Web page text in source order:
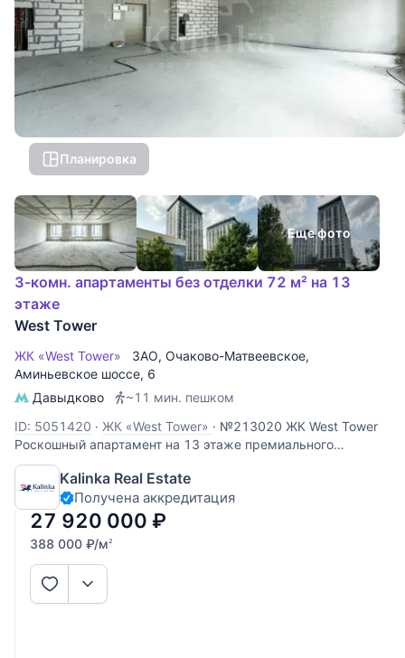
Планировка
Еще фото
3-комн. апартаменты без отделки 72 м² на 13
этаже
West Tower
ЖК «West Tower» ЗАО, Очаково-Матвеевское,
Аминьевское шоссе, 6
Давыдково
~11 мин. пешком
ID: 5051420 · ЖК «West Tower» · №213020 ЖК West Tower
Роскошный апартамент на 13 этаже премиального
комплекса West Tower. Этот объект идеально подходит для
личного проживания или сдачи в аренду с высокой
доходностью. Панорамные виды: высокий 13 этаж
открывает захватывающий
Kalinka Real Estate
Получена аккредитация
27 920 000 ₽
388 000 ₽/м2